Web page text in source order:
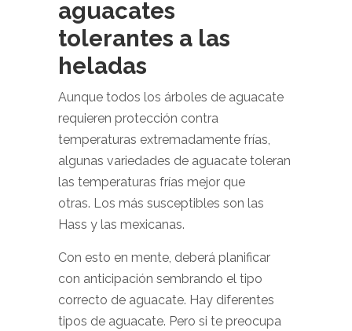
aguacates
tolerantes a las
heladas
Aunque todos los árboles de aguacate
requieren protección contra
temperaturas extremadamente frías,
algunas variedades de aguacate toleran
las temperaturas frías mejor que
otras. Los más susceptibles son las
Hass y las mexicanas.
Con esto en mente, deberá planificar
con anticipación sembrando el tipo
correcto de aguacate. Hay diferentes
tipos de aguacate. Pero si te preocupa